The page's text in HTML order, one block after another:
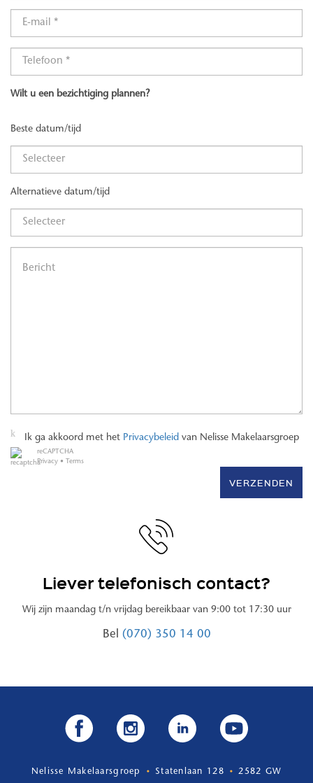
Wilt u een bezichtiging plannen?
Beste datum/tijd
Alternatieve datum/tijd
Ik ga akkoord met het Privacybeleid van Nelisse Makelaarsgroep
reCAPTCHA
Privacy • Terms
VERZENDEN
Liever telefonisch contact?
Wij zijn maandag t/n vrijdag bereikbaar van 9:00 tot 17:30 uur
Bel (070) 350 14 00
Nelisse Makelaarsgroep Statenlaan 128 2582 GW